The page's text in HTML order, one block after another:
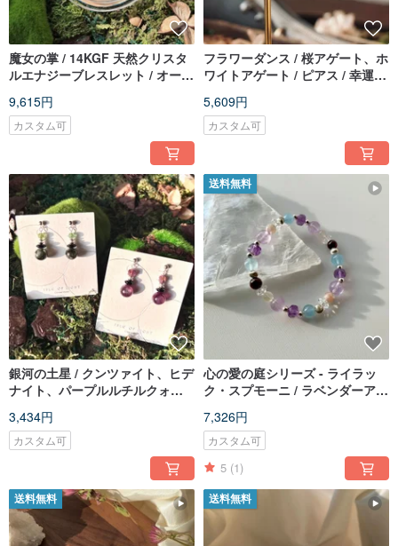
魔女の掌 / 14KGF 天然クリスタ
ルエナジーブレスレット / オーダ
9,615円
カスタム可
フラワーダンス / 桜アゲート、ホ
ワイトアゲート / ピアス / 幸運の
5,609円
カスタム可
銀河の土星 / クンツァイト、ヒデ
ナイト、パープルルチルクォー
アゲート / ピアス
3,434円
カスタム可
送料無料
心の愛の庭シリーズ - ライラッ
ク・スプモーニ / ラベンダーアメ
ギフト
7,326円
カスタム可
5 (1)
送料無料 送料無料